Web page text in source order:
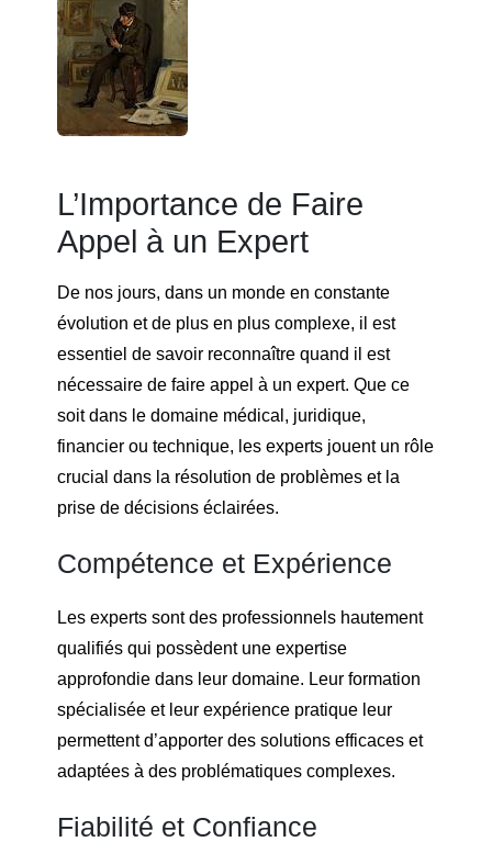
L’Importance de Faire
Appel à un Expert
De nos jours, dans un monde en constante
évolution et de plus en plus complexe, il est
essentiel de savoir reconnaître quand il est
nécessaire de faire appel à un expert. Que ce
soit dans le domaine médical, juridique,
financier ou technique, les experts jouent un rôle
crucial dans la résolution de problèmes et la
prise de décisions éclairées.
Compétence et Expérience
Les experts sont des professionnels hautement
qualifiés qui possèdent une expertise
approfondie dans leur domaine. Leur formation
spécialisée et leur expérience pratique leur
permettent d’apporter des solutions efficaces et
adaptées à des problématiques complexes.
Fiabilité et Confiance